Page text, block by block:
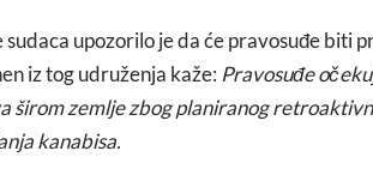
upozorilo je da će pravosuđe biti
iz tog udruženja kaže: Pravosuđe
širom zemlje zbog planiranog
kanabisa.